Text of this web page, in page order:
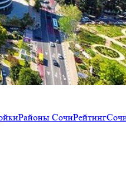
Районы СочиРейтинг